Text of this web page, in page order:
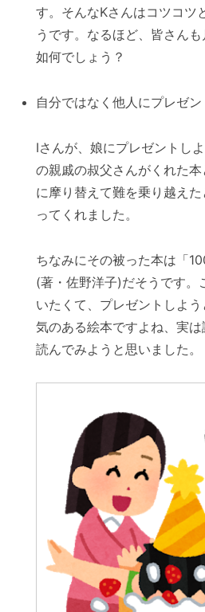
す。そんなKさんはコツコツ
うです。なるほど、皆さん
如何でしょう？
自分ではなく他人にプレゼ
Iさんが、娘にプレゼントし
の親戚の叔父さんがくれた
に摩り替えて難を乗り越え
ってくれました。
ちなみにその被った本は「
(著・佐野洋子)だそうです。
いたくて、プレゼントしよ
気のある絵本ですよね、実は
読んでみようと思いました。